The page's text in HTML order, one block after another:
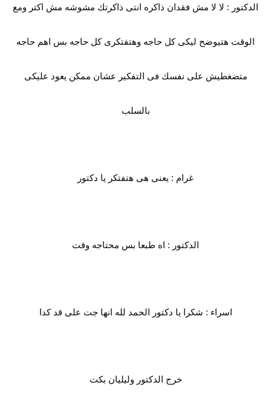
الدكتور : لا لا مش فقدان ذاكره انتى ذاكرتك مشوشه مش اكتر ومع
الوقت هتيوضح ليكى كل حاجه وهتفتكرى كل حاجه بس اهم حاجه
متضغطيش على نفسك فى التفكير عشان ممكن يعود عليكى
بالسلب
غرام : يعنى هى هتفتكر يا دكتور
الدكتور : اه طبعا بس محتاجه وقت
اسراء : شكرا يا دكتور الحمد لله انها جت على قد كدا
خرج الدكتور وليليان بكت